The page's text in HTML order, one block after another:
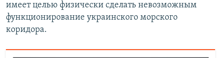
имеет целью физически сделать невозможным
функционирование украинского морского
коридора.